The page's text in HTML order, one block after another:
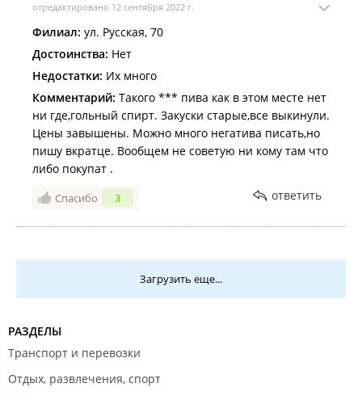
отредактировано 12 сентября 2022 г.
Филиал: ул. Русская, 70
Достоинства: Нет
Недостатки: Их много
Комментарий: Такого *** пива как в этом месте нет
ни где,гольный спирт. Закуски старые,все выкинули.
Цены завышены. Можно много негатива писать,но
пишу вкратце. Вообщем не советую ни кому там что
либо покупат .
Спасибо 3 ответить
Загрузить еще...
РАЗДЕЛЫ
Транспорт и перевозки
Отдых, развлечения, спорт